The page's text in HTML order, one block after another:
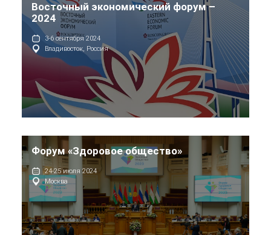
Восточный экономический форум –
2024
3-6 сентября 2024
Владивосток, Россия
Форум «Здоровое общество»
24-25 июля 2024
Москва